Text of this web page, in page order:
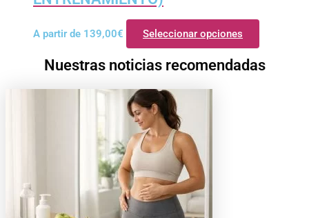
A partir de 139,00€ Seleccionar opciones
Nuestras noticias recomendadas